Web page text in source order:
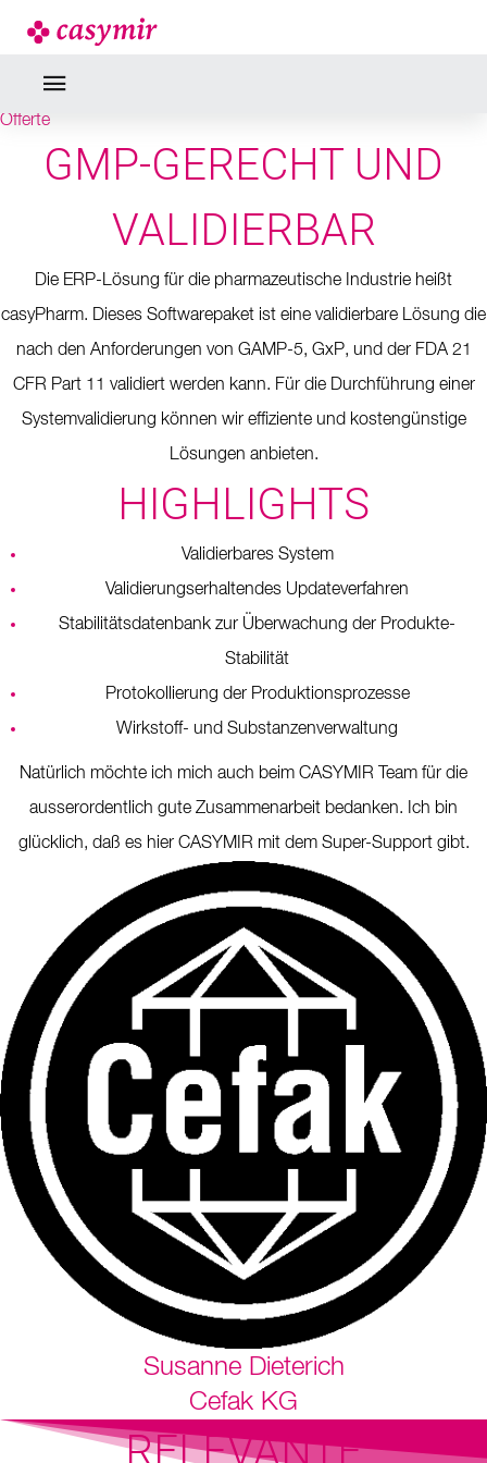
Offerte
GMP-GERECHT UND
VALIDIERBAR
Die ERP-Lösung für die pharmazeutische Industrie heißt
casyPharm. Dieses Softwarepaket ist eine validierbare Lösung die
nach den Anforderungen von GAMP-5, GxP, und der FDA 21
CFR Part 11 validiert werden kann. Für die Durchführung einer
Systemvalidierung können wir effiziente und kostengünstige
Lösungen anbieten.
HIGHLIGHTS
Validierbares System
Validierungserhaltendes Updateverfahren
Stabilitätsdatenbank zur Überwachung der Produkte-
Stabilität
Protokollierung der Produktionsprozesse
Wirkstoff- und Substanzenverwaltung
Natürlich möchte ich mich auch beim CASYMIR Team für die
ausserordentlich gute Zusammenarbeit bedanken. Ich bin
glücklich, daß es hier CASYMIR mit dem Super-Support gibt.
Susanne Dieterich
Cefak KG
RELEVANTE